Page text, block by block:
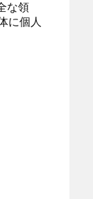
な領
に個人